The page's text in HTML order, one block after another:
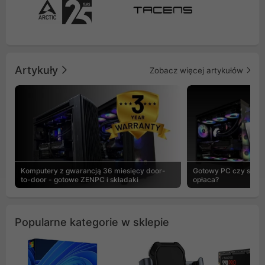
Artykuły Zobacz więcej artykułów
Komputery z gwarancją 36 miesięcy door-
to-door - gotowe ZENPC i składaki
Gotowy PC czy
opłaca?
Popularne kategorie w sklepie